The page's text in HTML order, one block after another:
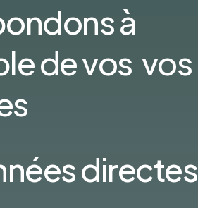
à
de vos vos
directes